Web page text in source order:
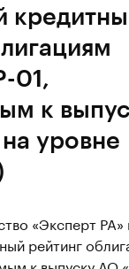
01,
к
уровне
«Эксперт
рейтинг